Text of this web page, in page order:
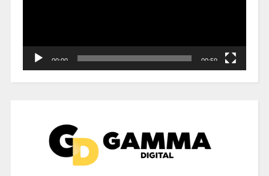
00:00 00:59